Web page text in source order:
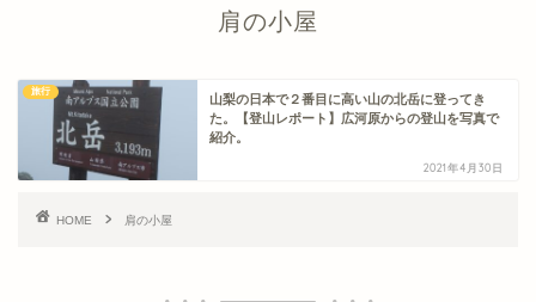
肩の小屋
旅行
山梨の日本で２番目に高い山の北岳に登ってき
た。【登山レポート】広河原からの登山を写真で
紹介。
2021年4月30日
HOME 肩の小屋